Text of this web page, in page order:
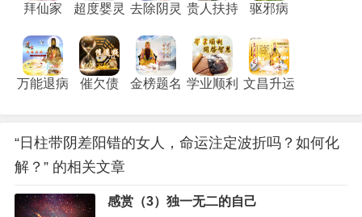
拜仙家 超度婴灵 去除阴灵 贵人扶持 驱邪病
万能退病 催欠债 金榜题名 学业顺利 文昌升运
“日柱带阴差阳错的女人，命运注定波折吗？如何化
解？” 的相关文章
感赏（3）独一无二的自己